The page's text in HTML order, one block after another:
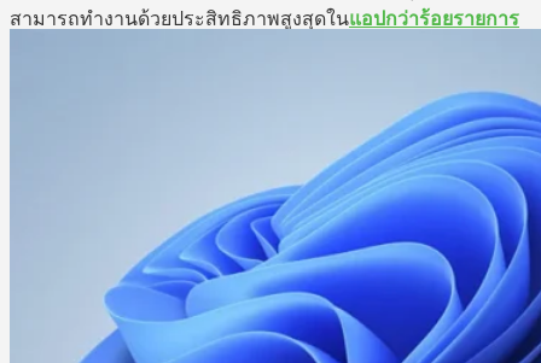
สามารถทำงานด้วยประสิทธิภาพสูงสุดในแอปกว่าร้อยรายการ